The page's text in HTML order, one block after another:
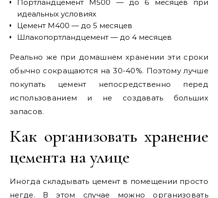
Портландцемент М500 — до 6 месяцев при
идеальных условиях
Цемент М400 — до 5 месяцев
Шлакопортландцемент — до 4 месяцев
Реально же при домашнем хранении эти сроки
обычно сокращаются на 30-40%. Поэтому лучше
покупать цемент непосредственно перед
использованием и не создавать больших
запасов.
Как организовать хранение
цемента на улице
Иногда складывать цемент в помещении просто
негде. В этом случае можно организовать